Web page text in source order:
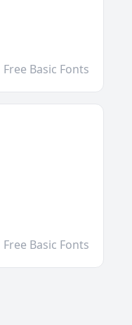
Free Basic Fonts
Free Basic Fonts